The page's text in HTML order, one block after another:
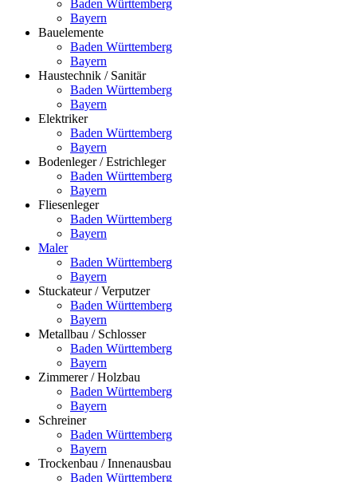
Baden Württemberg
Bayern
Bauelemente
Baden Württemberg
Bayern
Haustechnik / Sanitär
Baden Württemberg
Bayern
Elektriker
Baden Württemberg
Bayern
Bodenleger / Estrichleger
Baden Württemberg
Bayern
Fliesenleger
Baden Württemberg
Bayern
Maler
Baden Württemberg
Bayern
Stuckateur / Verputzer
Baden Württemberg
Bayern
Metallbau / Schlosser
Baden Württemberg
Bayern
Zimmerer / Holzbau
Baden Württemberg
Bayern
Schreiner
Baden Württemberg
Bayern
Trockenbau / Innenausbau
Baden Württemberg